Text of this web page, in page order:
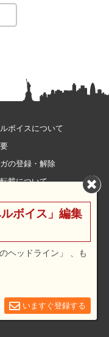
ボイスについて
の登録・解除
載について
ュー・料金
ボイス」編集
ヘッドライン」 、も
いますぐ登録する